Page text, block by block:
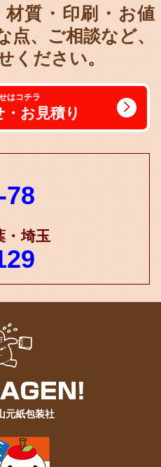
質・印刷・お値
点、ご相談など、
ください。
はコチラ
お見積り
78
・埼玉
元紙包装社